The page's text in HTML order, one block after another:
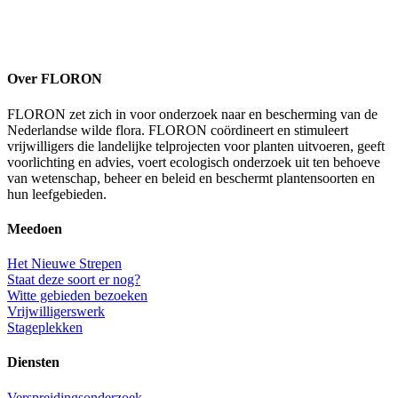
Over FLORON
FLORON zet zich in voor onderzoek naar en bescherming van de
Nederlandse wilde flora. FLORON coördineert en stimuleert
vrijwilligers die landelijke telprojecten voor planten uitvoeren, geeft
voorlichting en advies, voert ecologisch onderzoek uit ten behoeve
van wetenschap, beheer en beleid en beschermt plantensoorten en
hun leefgebieden.
Meedoen
Het Nieuwe Strepen
Staat deze soort er nog?
Witte gebieden bezoeken
Vrijwilligerswerk
Stageplekken
Diensten